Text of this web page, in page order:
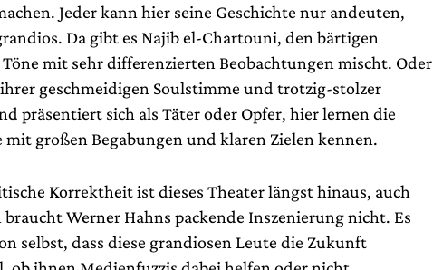
Jeder kann hier seine Geschichte nur andeuten,
Da gibt es Najib el-Chartouni, den bärtigen
Töne mit sehr differenzierten Beobachtungen mischt. Oder
geschmeidigen Soulstimme und trotzig-stolzer
präsentiert sich als Täter oder Opfer, hier lernen die
mit großen Begabungen und klaren Zielen kennen.
Korrektheit ist dieses Theater längst hinaus, auch
Werner Hahns packende Inszenierung nicht. Es
selbst, dass diese grandiosen Leute die Zukunft